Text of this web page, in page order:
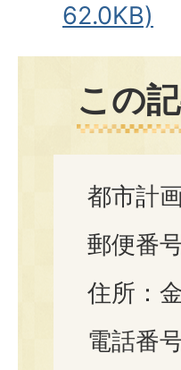
62.0KB)
この
都市計
郵便番
住所：
電話番